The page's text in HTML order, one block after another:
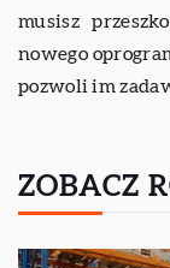
musisz
nowego
pozwoli im
ZOBACZ